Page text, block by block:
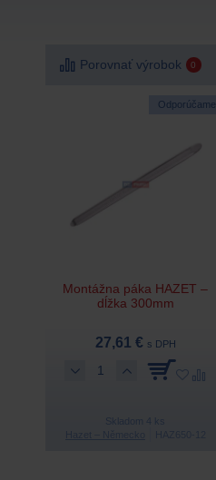
Porovnať výrobok 0
Odporúčame
Montážna páka HAZET –
dĺžka 300mm
27,61 € s DPH
Skladom 4 ks